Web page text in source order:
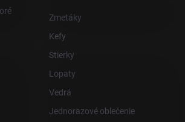
Zmetáky
Kefy
Stierky
Lopaty
Vedrá
Jednorazové oblečenie